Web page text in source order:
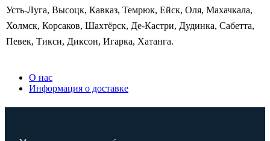
Усть-Луга, Высоцк, Кавказ, Темрюк, Ейск, Оля, Махачкала,
Холмск, Корсаков, Шахтёрск, Де-Кастри, Дудинка, Сабетта,
Певек, Тикси, Диксон, Игарка, Хатанга.
О нас
Информация о доставке